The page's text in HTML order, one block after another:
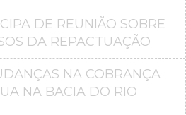
DE REUNIÃO SOBRE
DA REPACTUAÇÃO
NA COBRANÇA
NA BACIA DO RIO